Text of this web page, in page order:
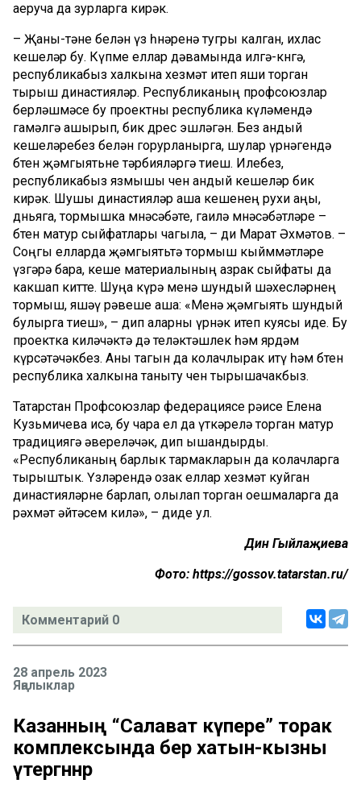
аеруча да зурларга кирәк.
– Җаны-тәне белән үз һөнәренә тугры калган, ихлас
кешеләр бу. Күпме еллар дәвамында илгә-көнгә,
республикабыз халкына хезмәт итеп яши торган
тырыш династияләр. Республиканың профсоюзлар
берләшмәсе бу проектны республика күләмендә
гамәлгә ашырып, бик дөрес эшләгән. Без андый
кешеләребез белән горурланырга, шулар үрнәгендә
бөтен җәмгыятьне тәрбияләргә тиеш. Илебез,
республикабыз язмышы өчен андый кешеләр бик
кирәк. Шушы династияләр аша кешенең рухи аңы,
дөньяга, тормышка мөнәсәбәте, гаилә мөнәсәбәтләре –
бөтен матур сыйфатлары чагыла, – ди Марат Әхмәтов. –
Соңгы елларда җәмгыятьтә тормыш кыйммәтләре
үзгәрә бара, кеше материалының азрак сыйфаты да
какшап китте. Шуңа күрә менә шундый шәхесләрнең
тормыш, яшәү рәвеше аша: «Менә җәмгыять шундый
булырга тиеш», ­– дип аларны үрнәк итеп куясы иде. Бу
проектка киләчәктә дә теләктәшлек һәм ярдәм
күрсәтәчәкбез. Аны тагын да колачлырак итү һәм бөтен
республика халкына таныту өчен тырышачакбыз.
Татарстан Профсоюзлар федерациясе рәисе Елена
Кузьмичева исә, бу чара ел да үткәрелә торган матур
традициягә әвереләчәк, дип ышандырды.
«Республиканың барлык тармакларын да колачларга
тырыштык. Үзләрендә озак еллар хезмәт куйган
династияләрне барлап, олылап торган оешмаларга да
рәхмәт әйтәсем килә», – диде ул.
Динә Гыйлаҗиева
Фото: https://gossov.tatarstan.ru/
Комментарий 0
28 апрель 2023
Яңалыклар
Казанның “Салават күпере” торак
комплексында бер хатын-кызны
үтергәннәр